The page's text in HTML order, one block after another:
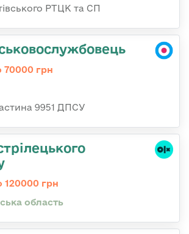
РТЦК та СП
70000 грн
9951 ДПСУ
120000 грн
область